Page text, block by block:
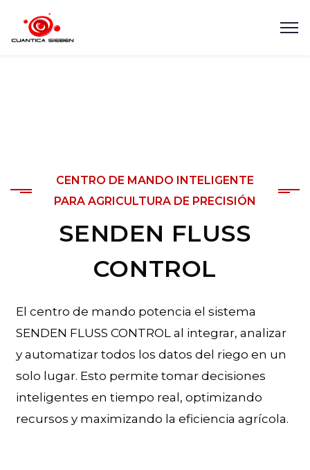
CENTRO DE MANDO INTELIGENTE
PARA AGRICULTURA DE PRECISIÓN
SENDEN FLUSS
CONTROL
El centro de mando potencia el sistema
SENDEN FLUSS CONTROL al integrar, analizar
y automatizar todos los datos del riego en un
solo lugar. Esto permite tomar decisiones
inteligentes en tiempo real, optimizando
recursos y maximizando la eficiencia agrícola.